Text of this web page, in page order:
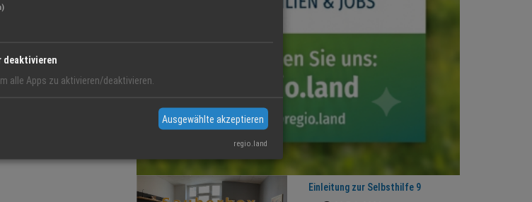
Einleitung zur Selbsthilfe 9
deaktivieren
alle Apps zu aktivieren/deaktivieren.
Ausgewählte akzeptieren
regio.land